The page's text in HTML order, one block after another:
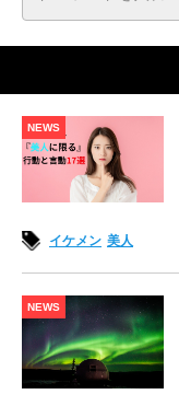
NEWS
イケメン 美人
NEWS